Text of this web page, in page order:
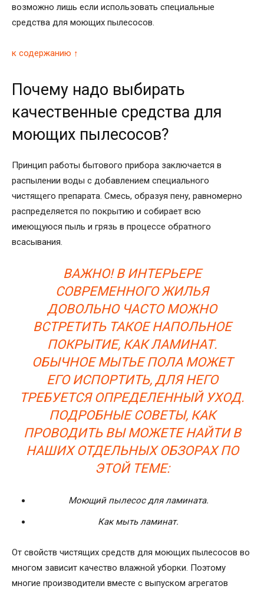
возможно лишь если использовать специальные
средства для моющих пылесосов.
к содержанию ↑
Почему надо выбирать
качественные средства для
моющих пылесосов?
Принцип работы бытового прибора заключается в
распылении воды с добавлением специального
чистящего препарата. Смесь, образуя пену, равномерно
распределяется по покрытию и собирает всю
имеющуюся пыль и грязь в процессе обратного
всасывания.
ВАЖНО! В ИНТЕРЬЕРЕ
СОВРЕМЕННОГО ЖИЛЬЯ
ДОВОЛЬНО ЧАСТО МОЖНО
ВСТРЕТИТЬ ТАКОЕ НАПОЛЬНОЕ
ПОКРЫТИЕ, КАК ЛАМИНАТ.
ОБЫЧНОЕ МЫТЬЕ ПОЛА МОЖЕТ
ЕГО ИСПОРТИТЬ, ДЛЯ НЕГО
ТРЕБУЕТСЯ ОПРЕДЕЛЕННЫЙ УХОД.
ПОДРОБНЫЕ СОВЕТЫ, КАК
ПРОВОДИТЬ ВЫ МОЖЕТЕ НАЙТИ В
НАШИХ ОТДЕЛЬНЫХ ОБЗОРАХ ПО
ЭТОЙ ТЕМЕ:
Моющий пылесос для ламината.
Как мыть ламинат.
От свойств чистящих средств для моющих пылесосов во
многом зависит качество влажной уборки. Поэтому
многие производители вместе с выпуском агрегатов